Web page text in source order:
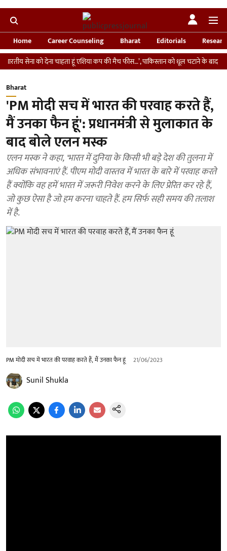
Home Career Counseling Bharat Editorials
को देना चाहता हूं एशिया कप की मैच फीस…’, पाकिस्तान को धूल चटाने के बाद कप्तान सूर्या
Bharat
'PM मोदी सच में भारत की परवाह करते हैं,
मैं उनका फैन हूं': प्रधानमंत्री से मुलाकात के
बाद बोले एलन मस्क
एलन मस्क ने कहा, 'भारत में दुनिया के किसी भी बड़े देश की तुलना में
अधिक संभावनाएं हैं. पीएम मोदी वास्तव में भारत के बारे में परवाह करते
हैं क्योंकि वह हमें भारत में जरूरी निवेश करने के लिए प्रेरित कर रहे हैं,
जो कुछ ऐसा है जो हम करना चाहते हैं. हम सिर्फ सही समय की तलाश
में है.
PM मोदी सच में भारत की परवाह करते हैं, मैं उनका फैन हूं 21/06/2023
Sunil Shukla